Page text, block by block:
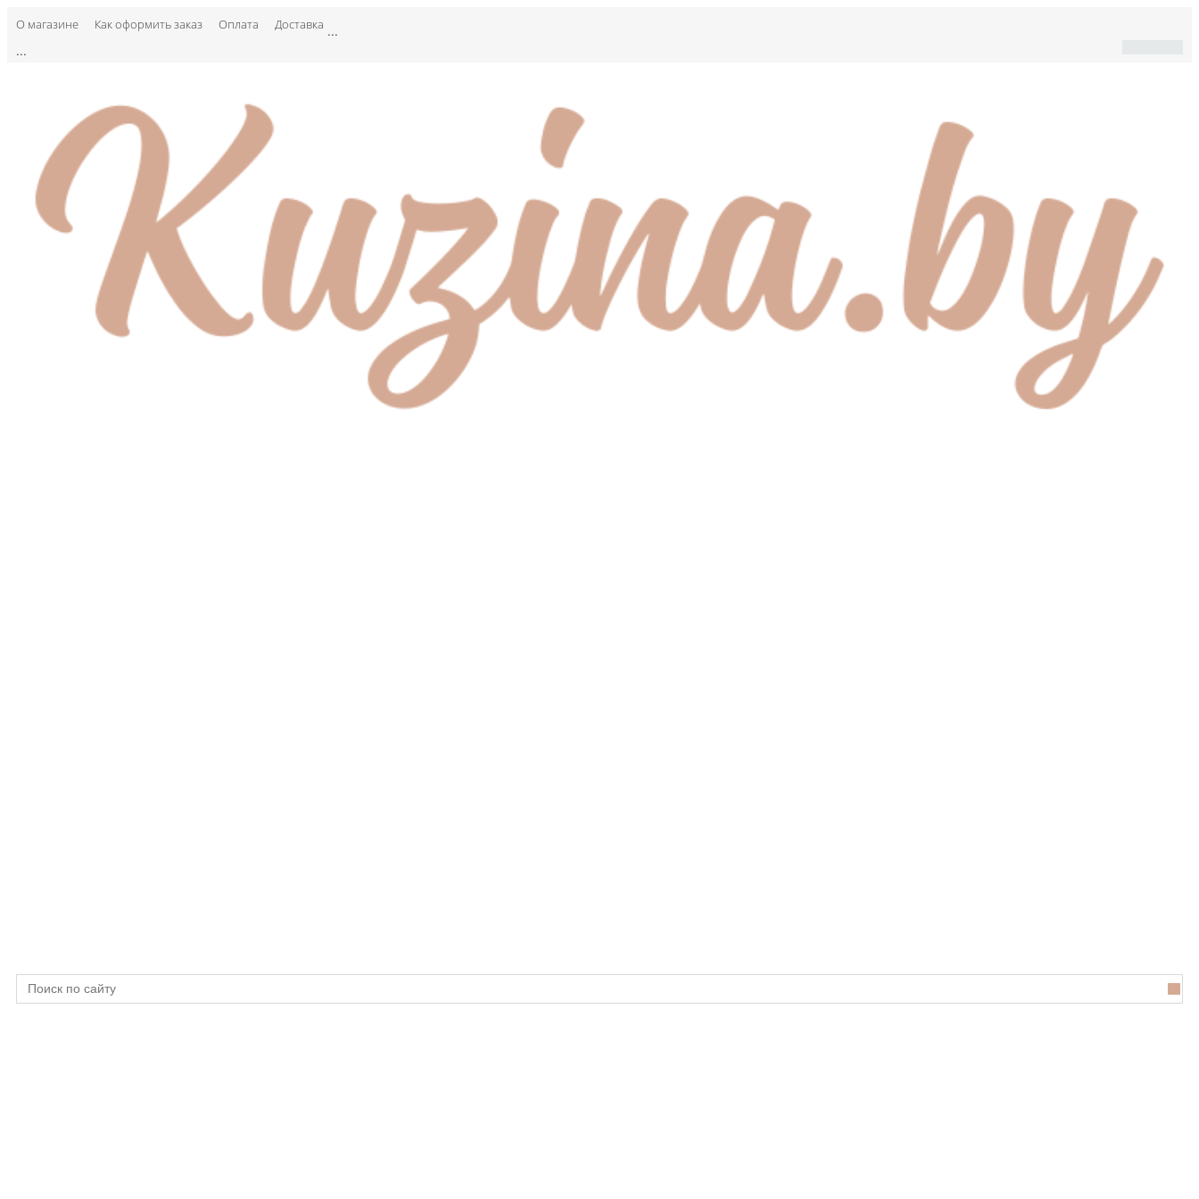
О магазине Как оформить заказ Оплата Доставка ...
...